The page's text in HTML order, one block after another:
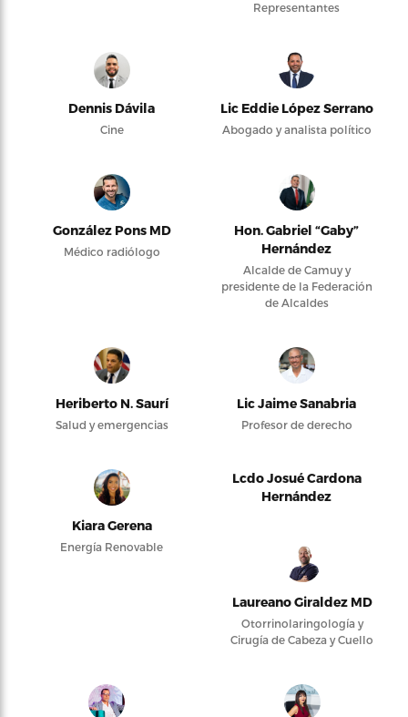
Representantes
Dennis Dávila
Cine
Lic Eddie López Serrano
Abogado y analista político
González Pons MD
Médico radiólogo
Hon. Gabriel “Gaby”
Hernández
Alcalde de Camuy y
presidente de la Federación
de Alcaldes
Heriberto N. Saurí
Salud y emergencias
Lic Jaime Sanabria
Profesor de derecho
Kiara Gerena
Energía Renovable
Lcdo Josué Cardona
Hernández
Laureano Giraldez MD
Otorrinolaringología y
Cirugía de Cabeza y Cuello